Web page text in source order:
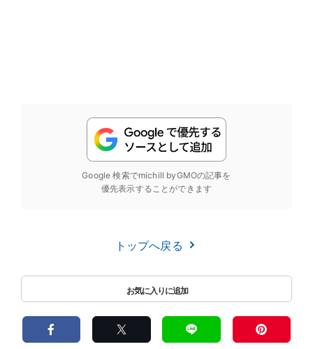
Google 検索でmichill byGMOの記事を
優先表示することができます
トップへ戻る